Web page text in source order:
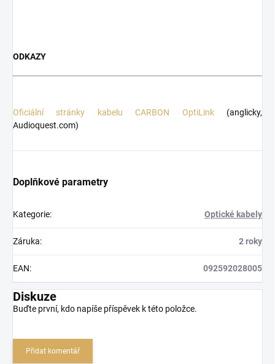
ODKAZY
Oficiální stránky kabelu CARBON OptiLink(anglicky,
Audioquest.com)
Doplňkové parametry
Kategorie: Optické kabely
Záruka: 2 roky
EAN: 092592028005
Diskuze
Buďte první, kdo napíše příspěvek k této položce.
Přidat komentář